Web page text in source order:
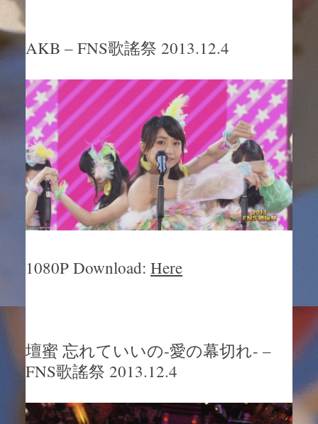
AKB – FNS歌謠祭 2013.12.4
1080P Download: Here
壇蜜 忘れていいの-愛の幕切れ- –
FNS歌謠祭 2013.12.4